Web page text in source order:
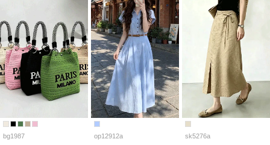
bg1987 op12912a sk5276a